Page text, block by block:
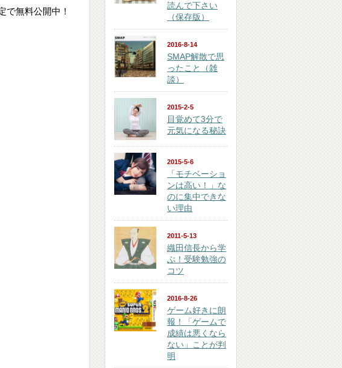
で無料公開中！
読んで下さい
（保存版）
2016-8-14
SMAP解散で思
ったこと（雑
談）
2015-2-5
目覚めて3分で
元気になる秘訣
2015-5-6
「モチベーショ
ンは高い！」な
のに集中できな
い理由
2011-5-13
織田信長から学
ぶ！受験勉強の
コツ
2016-8-26
ゲーム好きに朗
報！「ゲームで
成績は悪くなら
ない」ことが判
明